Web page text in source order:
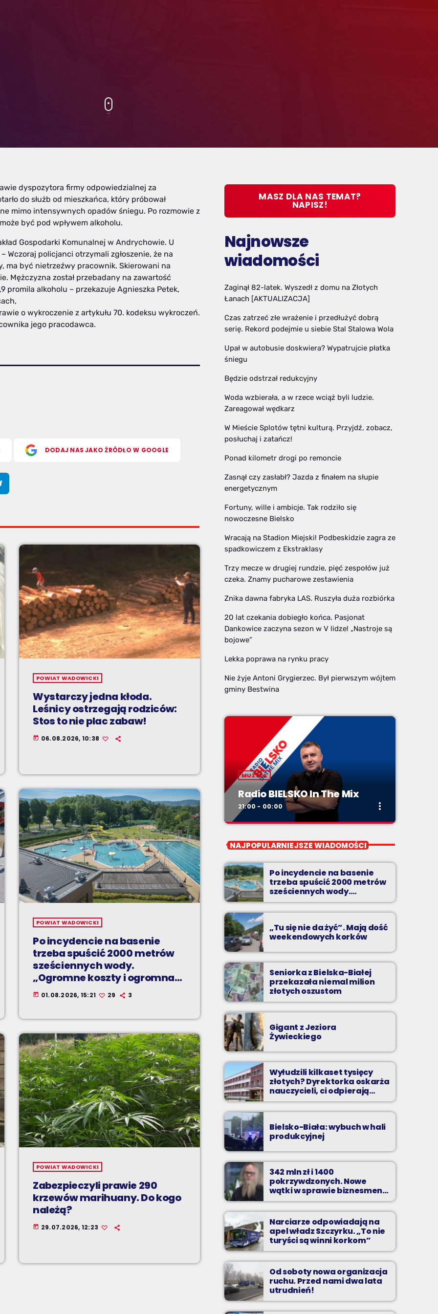
dyspozytora firmy odpowiedzialnej za
do służb od mieszkańca, który próbował
mimo intensywnych opadów śniegu. Po rozmowie z
być pod wpływem alkoholu.
Gospodarki Komunalnej w Andrychowie. U
Wczoraj policjanci otrzymali zgłoszenie, że na
ma być nietrzeźwy pracownik. Skierowani na
Mężczyzna został przebadany na zawartość
promila alkoholu – przekazuje Agnieszka Petek,
o wykroczenie z artykułu 70. kodeksu wykroczeń.
jego pracodawca.
DODAJ NAS JAKO ŹRÓDŁO W GOOGLE
POWIAT WADOWICKI
Wystarczy jedna kłoda.
Leśnicy ostrzegają rodziców:
Stos to nie plac zabaw!
today 06.08.2026, 10:38
POWIAT WADOWICKI
Po incydencie na basenie
trzeba spuścić 2000 metrów
sześciennych wody.
„Ogromne koszty i ogromna
praca”
today 01.08.2026, 15:21 29 3
POWIAT WADOWICKI
Zabezpieczyli prawie 290
krzewów marihuany. Do kogo
należą?
today 29.07.2026, 12:23
MASZ DLA NAS TEMAT?
NAPISZ!
Najnowsze
wiadomości
Zaginął 82-latek. Wyszedł z domu na Złotych
Łanach [AKTUALIZACJA]
Czas zatrzeć złe wrażenie i przedłużyć dobrą
serię. Rekord podejmie u siebie Stal Stalowa Wola
Upał w autobusie doskwiera? Wypatrujcie płatka
śniegu
Będzie odstrzał redukcyjny
Woda wzbierała, a w rzece wciąż byli ludzie.
Zareagował wędkarz
W Mieście Splotów tętni kulturą. Przyjdź, zobacz,
posłuchaj i zatańcz!
Ponad kilometr drogi po remoncie
Zasnął czy zasłabł? Jazda z finałem na słupie
energetycznym
Fortuny, wille i ambicje. Tak rodziło się
nowoczesne Bielsko
Wracają na Stadion Miejski! Podbeskidzie zagra ze
spadkowiczem z Ekstraklasy
Trzy mecze w drugiej rundzie, pięć zespołów już
czeka. Znamy pucharowe zestawienia
Znika dawna fabryka LAS. Ruszyła duża rozbiórka
20 lat czekania dobiegło końca. Pasjonat
Dankowice zaczyna sezon w V lidze! „Nastroje są
bojowe”
Lekka poprawa na rynku pracy
Nie żyje Antoni Grygierzec. Był pierwszym wójtem
gminy Bestwina
MUZYKA
Radio BIELSKO In The Mix
21:00 - 00:00 more_vert
Radio BIELSKO In The Mix
Kilkadziesiąt minut energetycznych beatów.
NAJPOPULARNIEJSZE WIADOMOŚCI
Po incydencie na basenie
trzeba spuścić 2000 metrów
sześciennych wody.
„Ogromne koszty i ogromna
praca”
„Tu się nie da żyć”. Mają dość
weekendowych korków
Seniorka z Bielska-Białej
przekazała niemal milion
złotych oszustom
Gigant z Jeziora
Żywieckiego
Wyłudzili kilkaset tysięcy
złotych? Dyrektorka oskarża
nauczycieli, ci odpierają
zarzuty
Bielsko-Biała: wybuch w hali
produkcyjnej
342 mln zł i 1400
pokrzywdzonych. Nowe
wątki w sprawie biznesmena
z Bielska-Białej
Narciarze odpowiadają na
apel władz Szczyrku. „To nie
turyści są winni korkom”
Od soboty nowa organizacja
ruchu. Przed nami dwa lata
utrudnień!